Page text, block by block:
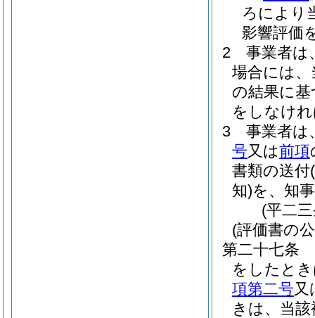
ろにより
影響評価
2
事業者は
場合には、
の結果に
をしなけ
3
事業者は
号又は前項
書類の送付
知)を、知
(平二
(評価書の
第二十七条
をしたと
項第二号又
きは、当